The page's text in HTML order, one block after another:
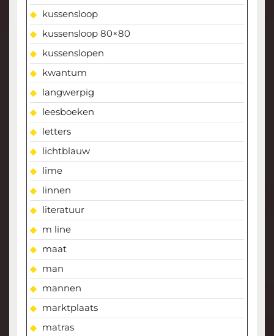
kussensloop
kussensloop 80×80
kussenslopen
kwantum
langwerpig
leesboeken
letters
lichtblauw
lime
linnen
literatuur
m line
maat
man
mannen
marktplaats
matras